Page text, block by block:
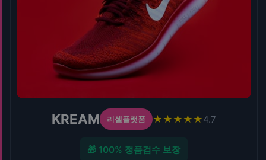
KREAM 리셀플랫폼 ★★★★★4.7
🎁 100% 정품검수 보장